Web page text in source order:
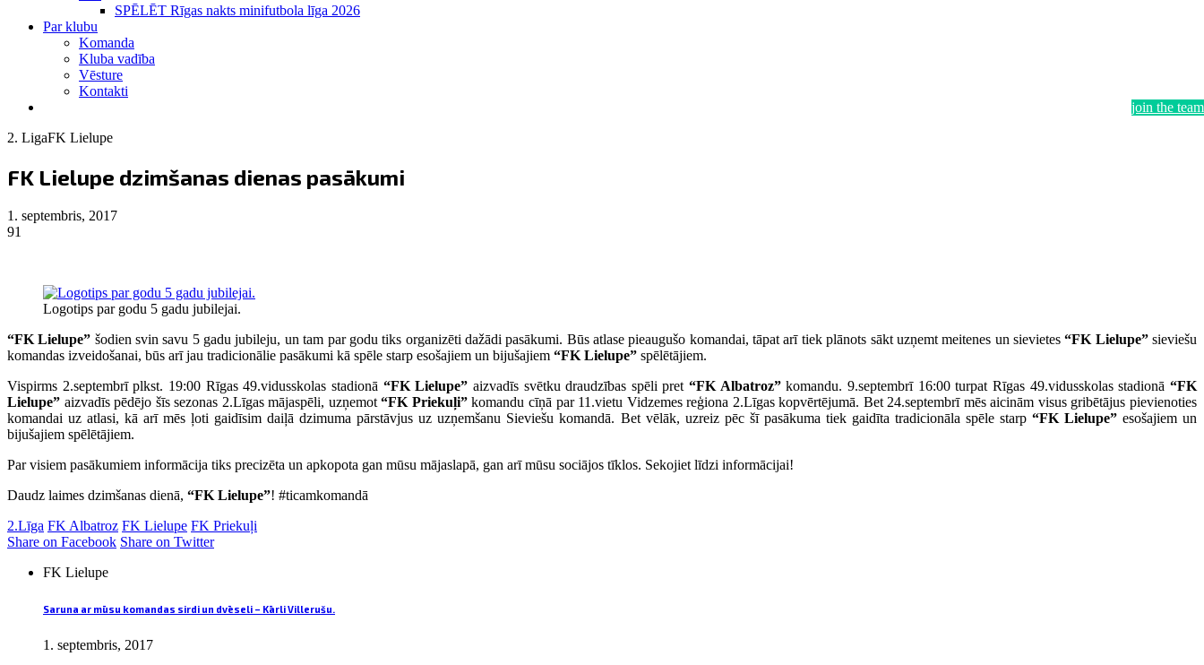
SPĒLĒT Rīgas nakts minifutbola līga 2026
Par klubu
Komanda
Kluba vadība
Vēsture
Kontakti
join the team
2. LigaFK Lielupe
FK Lielupe dzimšanas dienas pasākumi
1. septembris, 2017
91
Logotips par godu 5 gadu jubilejai.
“FK Lielupe” šodien svin savu 5 gadu jubileju, un tam par godu tiks organizēti dažādi pasākumi. Būs atlase pieaugušo komandai, tāpat arī tiek plānots sākt uzņemt meitenes un sievietes“FK Lielupe”sieviešu
komandas izveidošanai, būs arī jau tradicionālie pasākumi kā spēle starp esošajiem un bijušajiem “FK Lielupe” spēlētājiem.
Vispirms 2.septembrī plkst. 19:00 Rīgas 49.vidusskolas stadionā “FK Lielupe” aizvadīs svētku draudzības spēli pret“FK Albatroz”komandu. 9.septembrī 16:00 turpat Rīgas 49.vidusskolas stadionā“FK
Lielupe” aizvadīs pēdējo šīs sezonas 2.Līgas mājaspēli, uzņemot“FK Priekuļi”komandu cīņā par 11.vietu Vidzemes reģiona 2.Līgas kopvērtējumā. Bet 24.septembrī mēs aicinām visus gribētājus pievienoties
komandai uz atlasi, kā arī mēs ļoti gaidīsim daiļā dzimuma pārstāvjus uz uzņemšanu Sieviešu komandā. Bet vēlāk, uzreiz pēc šī pasākuma tiek gaidīta tradicionāla spēle starp “FK Lielupe”esošajiem un
bijušajiem spēlētājiem.
Par visiem pasākumiem informācija tiks precizēta un apkopota gan mūsu mājaslapā, gan arī mūsu sociājos tīklos. Sekojiet līdzi informācijai!
Daudz laimes dzimšanas dienā, “FK Lielupe”! #ticamkomandā
2.Līga FK Albatroz FK Lielupe FK Priekuļi
Share on Facebook Share on Twitter
FK Lielupe
Saruna ar mūsu komandas sirdi un dvēseli – Kārli Villerušu.
1. septembris, 2017